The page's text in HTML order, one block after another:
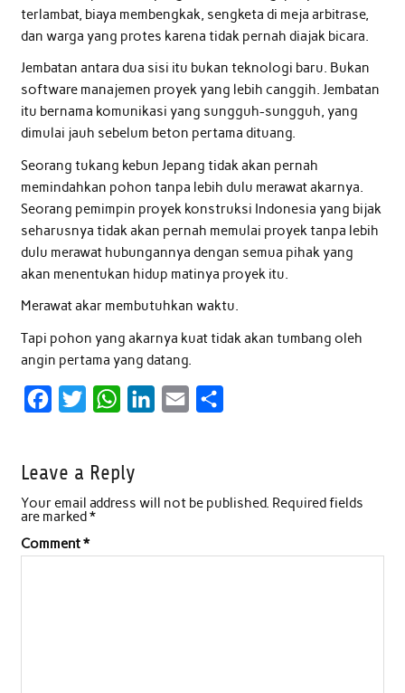
terlambat, biaya membengkak, sengketa di meja arbitrase,
dan warga yang protes karena tidak pernah diajak bicara.
Jembatan antara dua sisi itu bukan teknologi baru. Bukan
software manajemen proyek yang lebih canggih. Jembatan
itu bernama komunikasi yang sungguh-sungguh, yang
dimulai jauh sebelum beton pertama dituang.
Seorang tukang kebun Jepang tidak akan pernah
memindahkan pohon tanpa lebih dulu merawat akarnya.
Seorang pemimpin proyek konstruksi Indonesia yang bijak
seharusnya tidak akan pernah memulai proyek tanpa lebih
dulu merawat hubungannya dengan semua pihak yang
akan menentukan hidup matinya proyek itu.
Merawat akar membutuhkan waktu.
Tapi pohon yang akarnya kuat tidak akan tumbang oleh
angin pertama yang datang.
e
b
o
t
e
r
W
t
s
p
e
I
l
e
Leave a Reply
Your email address will not be published. Required fields
are marked*
Comment*